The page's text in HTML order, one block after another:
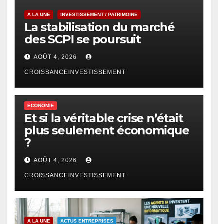
A LA UNE INVESTISSEMENT / PATRIMOINE
La stabilisation du marché
des SCPI se poursuit
AOÛT 4, 2026
CROISSANCEINVESTISSEMENT
ECONOMIE
Et si la véritable crise n’était
plus seulement économique
?
AOÛT 4, 2026
CROISSANCEINVESTISSEMENT
A LA UNE ACTUS ENTREPRISES